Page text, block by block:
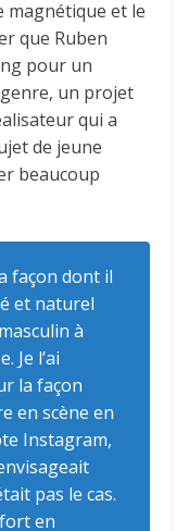
magnétique et le
que Ruben
pour un
un projet
qui a
de jeune
beaucoup
façon dont il
et naturel
à
Je l’ai
la façon
en scène en
Instagram,
pas le cas.
en